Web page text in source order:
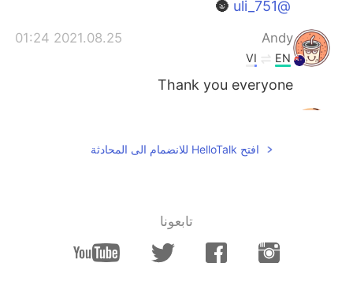
@uli_751
🌚
Andy
2021.08.25 01:24
EN
VI
Thank you everyone
祝愿你能考入理想的大学
افتح HelloTalk للانضمام الى المحادثة
تابعونا